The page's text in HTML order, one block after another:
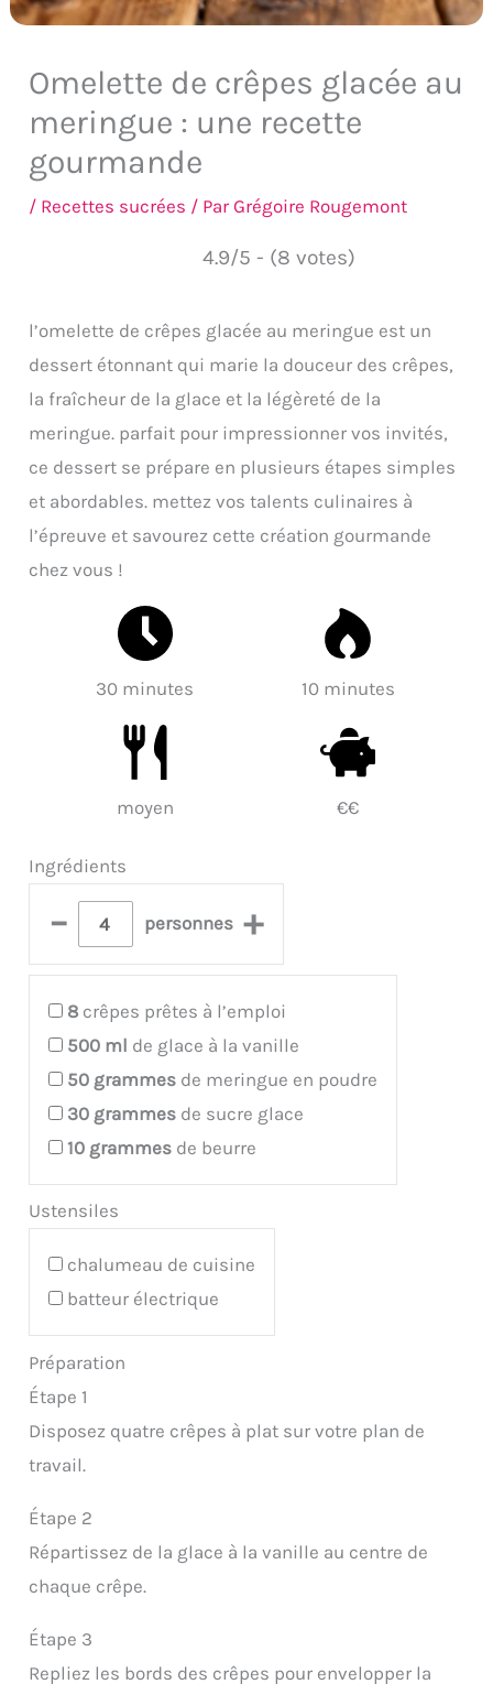
Omelette de crêpes glacée au
meringue : une recette
gourmande
/ Recettes sucrées / ParGrégoire Rougemont
4.9/5 - (8 votes)
l’omelette de crêpes glacée au meringue est un
dessert étonnant qui marie la douceur des crêpes,
la fraîcheur de la glace et la légèreté de la
meringue. parfait pour impressionner vos invités,
ce dessert se prépare en plusieurs étapes simples
et abordables. mettez vos talents culinaires à
l’épreuve et savourez cette création gourmande
chez vous !
30 minutes 10 minutes
moyen €€
Ingrédients
– personnes +
8 crêpes prêtes à l’emploi
500 ml de glace à la vanille
50 grammes de meringue en poudre
30 grammes de sucre glace
10 grammes de beurre
Ustensiles
chalumeau de cuisine
batteur électrique
Préparation
Étape 1
Disposez quatre crêpes à plat sur votre plan de
travail.
Étape 2
Répartissez de la glace à la vanille au centre de
chaque crêpe.
Étape 3
Repliez les bords des crêpes pour envelopper la